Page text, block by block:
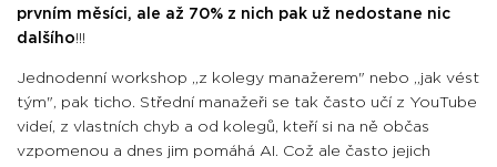
prvním měsíci, ale až 70% z nich pak už nedostane nic
dalšího!!!
Jednodenní workshop „z kolegy manažerem" nebo „jak vést
tým", pak ticho. Střední manažeři se tak často učí z YouTube
videí, z vlastních chyb a od kolegů, kteří si na ně občas
vzpomenou a dnes jim pomáhá AI. Což ale často jejich